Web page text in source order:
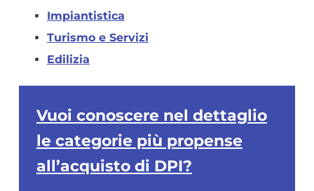
Impiantistica
Turismo e Servizi
Edilizia
Vuoi conoscere nel dettaglio
le categorie più propense
all’acquisto di DPI?